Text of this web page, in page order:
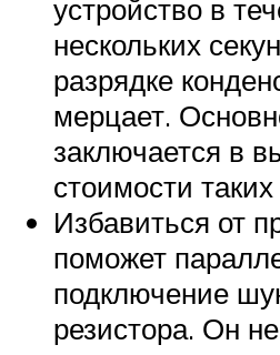
устройство в
нескольких
разрядке
мерцает.
заключается в
стоимости
Избавиться от
поможет
подключение
резистора. Он